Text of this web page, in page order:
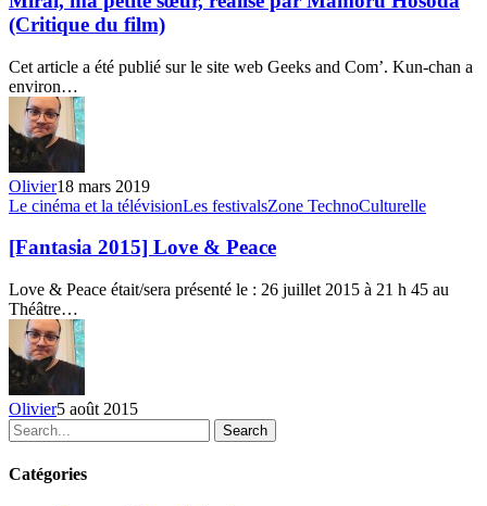
sœur,
réalisé
Mamoru
Hosoda
(Critique
du
film)
(Critique du film)
Cet article a été publié sur le site web Geeks and Com’. Kun-chan a
environ…
Olivier18 mars 2019
[Fantasia
Love
&
Peace
Le cinéma et la télévisionLes festivalsZone TechnoCulturelle
[Fantasia 2015] Love & Peace
Love & Peace était/sera présenté le : 26 juillet 2015 à 21 h 45 au
Théâtre…
Olivier5 août 2015
Search
Catégories